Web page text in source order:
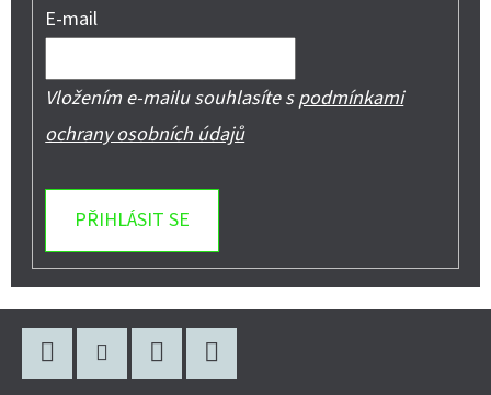
E-mail
Vložením e-mailu souhlasíte spodmínkami
ochrany osobních údajů
PŘIHLÁSIT SE